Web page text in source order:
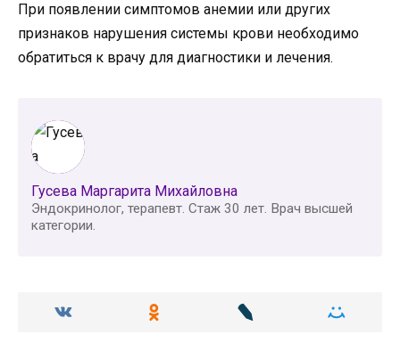
При появлении симптомов анемии или других
признаков нарушения системы крови необходимо
обратиться к врачу для диагностики и лечения.
Гусева Маргарита Михайловна
Эндокринолог, терапевт. Стаж 30 лет. Врач высшей
категории.